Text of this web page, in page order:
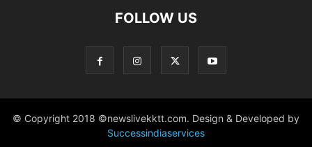
FOLLOW US
© Copyright 2018 ©newslivekktt.com. Design & Developed by
Successindiaservices